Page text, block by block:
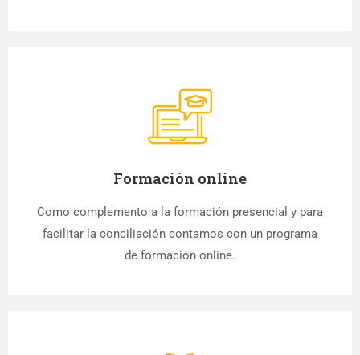
Formación online
Como complemento a la formación presencial y para
facilitar la conciliación contamos con un programa
de formación online.